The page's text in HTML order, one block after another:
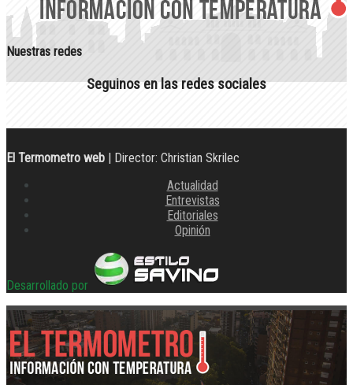
Nuestras redes
Seguinos en las redes sociales
El Termometro web | Director: Christian Skrilec
Actualidad
Entrevistas
Editoriales
Opinión
Desarrollado por